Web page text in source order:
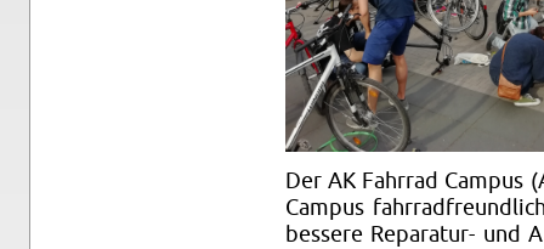
Der AK Fahr­rad Cam­pus
Cam­pus
bes­se­re Re­pa­ra­tur- und